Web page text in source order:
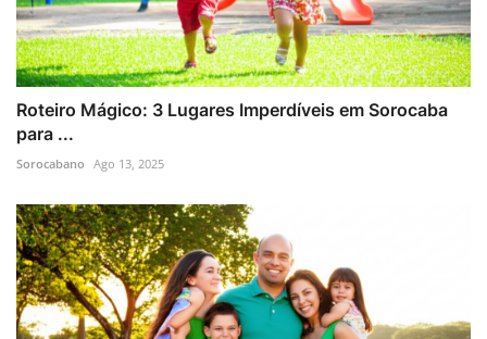
Roteiro Mágico: 3 Lugares Imperdíveis em Sorocaba
para ...
Sorocabano Ago 13, 2025